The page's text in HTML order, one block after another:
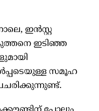
ഇന്‍സ്റ്റ
ഇടിഞ്ഞ
സമൂഹ